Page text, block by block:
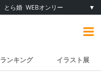
とら婚 WEBオンリー ▼
ランキング イラスト展